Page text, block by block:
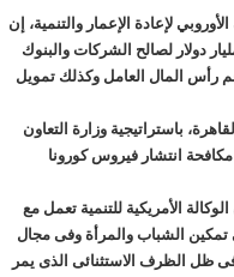
لإعادة الإعمار والتنمية، إن
دولار لصالح الشركات والبنوك
رأس المال العامل وكذلك تمويل
باستراتيجية وزارة التعاون
انتشار فيروس كورونا
الأمريكية للتنمية تعمل مع
ايضا على تمكين الشباب والمرأة وفى مجال
فى ظل الظرف الاستثنائى الذى يمر